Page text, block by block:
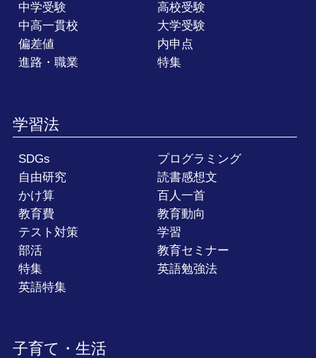
中学受験
高校受験
中高一貫校
大学受験
偏差値
内申点
進路・職業
特集
学習法
SDGs
プログラミング
自由研究
読書感想文
かけ算
百人一首
教育費
教育動向
テスト対策
学習
部活
教育セミナー
特集
英語勉強法
英語特集
子育て・生活